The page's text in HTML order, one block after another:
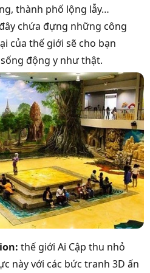
thành phố lộng lẫy…
chứa đựng những công
của thế giới sẽ cho bạn
động y như thật.
thế giới Ai Cập thu nhỏ
này với các bức tranh 3D ấn